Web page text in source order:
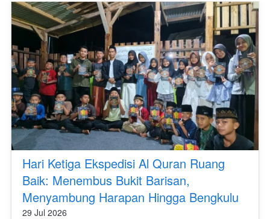
Hari Ketiga Ekspedisi Al Quran Ruang
Baik: Menembus Bukit Barisan,
Menyambung Harapan Hingga Bengkulu
29 Jul 2026